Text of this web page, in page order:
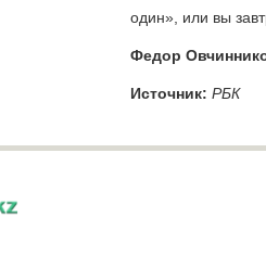
один», или вы
Федор
Источник: РБК